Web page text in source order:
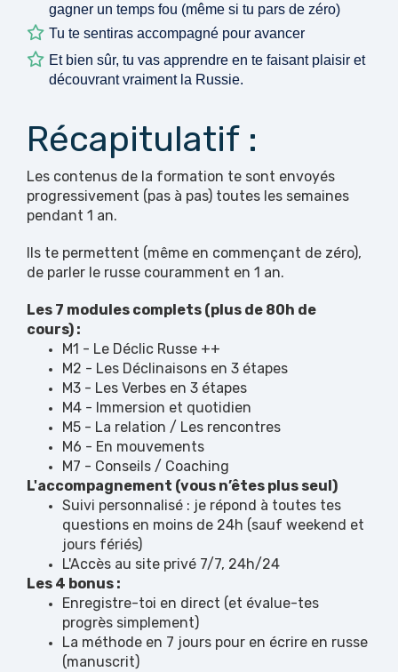
gagner un temps fou (même si tu pars de zéro)
Tu te sentiras accompagné pour avancer
Et bien sûr, tu vas apprendre en te faisant plaisir et
découvrant vraiment la Russie.
Récapitulatif :
Les contenus de la formation te sont envoyés
progressivement (pas à pas) toutes les semaines
pendant 1 an.
Ils te permettent (même en commençant de zéro),
de parler le russe couramment en 1 an.
Les 7 modules complets (plus de 80h de
cours) :
M1 - Le Déclic Russe ++
M2 - Les Déclinaisons en 3 étapes
M3 - Les Verbes en 3 étapes
M4 - Immersion et quotidien
M5 - La relation / Les rencontres
M6 - En mouvements
M7 - Conseils / Coaching
L'accompagnement (vous n’êtes plus seul)
Suivi personnalisé : je répond à toutes tes
questions en moins de 24h (sauf weekend et
jours fériés)
L'Accès au site privé 7/7, 24h/24
Les 4 bonus :
Enregistre-toi en direct (et évalue-tes
progrès simplement)
La méthode en 7 jours pour en écrire en russe
(manuscrit)